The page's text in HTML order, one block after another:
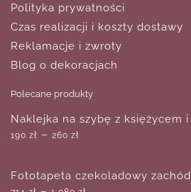
Polityka prywatności
Czas realizacji i koszty dostawy
Reklamacje i zwroty
Blog o dekoracjach
Polecane produkty
Naklejka na szybę z księżycem i
190 zł – 260 zł
Fototapeta czekoladowy zachód